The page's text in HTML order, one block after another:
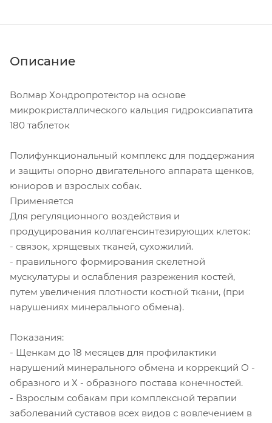
Описание
Волмар Хондропротектор на основе
микрокристаллического кальция гидроксиапатита
180 таблеток
Полифункциональный комплекс для поддержания
и защиты опорно двигательного аппарата щенков,
юниоров и взрослых собак.
Применяется
Для регуляционного воздействия и
продуцирования коллагенсинтезирующих клеток:
- связок, хрящевых тканей, сухожилий.
- правильного формирования скелетной
мускулатуры и ослабления разрежения костей,
путем увеличения плотности костной ткани, (при
нарушениях минерального обмена).
Показания:
- Щенкам до 18 месяцев для профилактики
нарушений минерального обмена и коррекций О -
образного и Х - образного постава конечностей.
- Взрослым собакам при комплексной терапии
заболеваний суставов всех видов с вовлечением в